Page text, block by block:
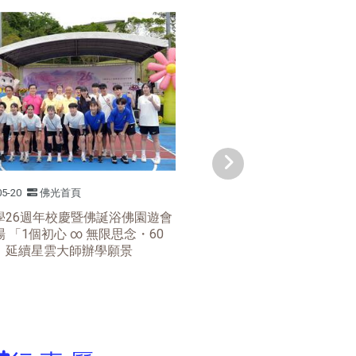
20 佛光首頁
26週年校慶暨佛誕浴佛園遊會
「1個初心 ∞ 無限思念・60
延續星雲大師辦學願景